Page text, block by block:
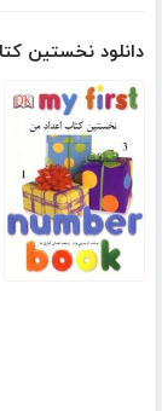
دانلود نخستین